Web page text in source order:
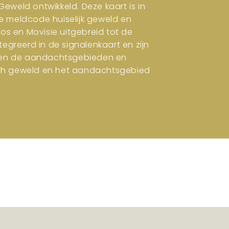
ontwikkeld. Deze kaart is in
meldcode huiselijk geweld en
en Movisie uitgebreid tot de
in de signalenkaart en zijn
de aandachtsgebieden en
geweld en het aandachtsgebied